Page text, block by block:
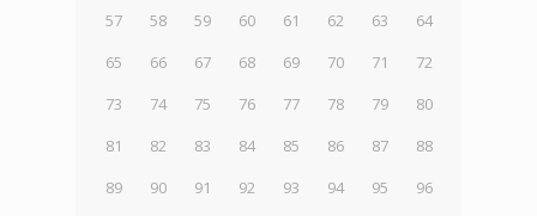
57
58 59 60 61 62 63
64
65
66 67 68 69 70 71
72
73
74 75 76 77 78 79
80
81
82 83 84 85 86 87
88
89
90 91 92 93 94 95
96